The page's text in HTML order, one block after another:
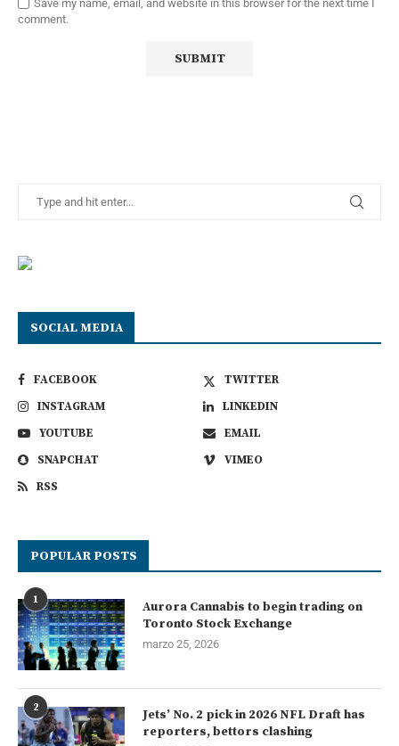
Save my name, email, and website in this browser for the next time I
comment.
SOCIAL MEDIA
FACEBOOK
TWITTER
INSTAGRAM
LINKEDIN
YOUTUBE
EMAIL
SNAPCHAT
VIMEO
RSS
POPULAR POSTS
1
Aurora Cannabis to begin trading on
Toronto Stock Exchange
marzo 25, 2026
2
Jets’ No. 2 pick in 2026 NFL Draft has
reporters, bettors clashing